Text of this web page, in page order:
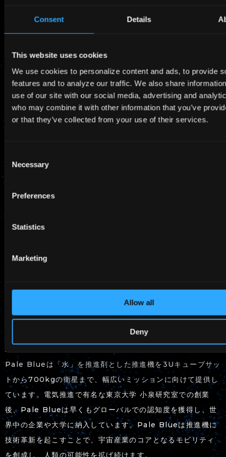
Consent Details
This website uses cookies
We use cookies to personalize content and ads, to provide
features and to analyze our traffic. We also share
use of our site with our social media, advertising and
who may combine it with other information that you’ve
or that they’ve collected from your use of their services.
Selection
Necessary
Preferences
Statistics
Marketing
Allow all
Deny
PBR-20
現在、Pale Blueの水蒸気式推進機は超小型衛星や小型衛星
など幅広くサポートできるよう、PBR-10、PBR-20、
PBR-50の３種類を製品展開しています。これらすべての製
問い合わせ
Pale Blueは「水」を推進剤とした推進機を3Uキューブサッ
トから700kgの衛星まで、幅広いミッションに向けて提供し
ています。電気推進で有名な東京大学 小泉研究室での創業
後、Pale Blueは早くもグローバルでの認知度を獲得し、世
界中の企業や大学に納入しています。Pale Blueは推進機に
技術革新を起こすことで、宇宙産業のコアとなるモビリティ
を創成し、人類の可能性を拡げ続けます。